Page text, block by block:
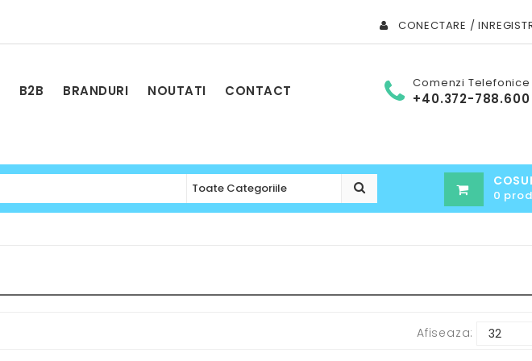
CONECTARE /
B2B BRANDURI NOUTATI CONTACT Comenzi Telefonice
+40.372-788.600
0
Afiseaza: